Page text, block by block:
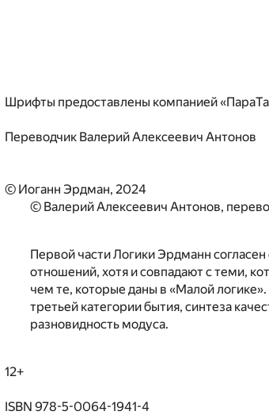
Шрифты предоставлены компанией
Переводчик Валерий Алексеевич Антонов
© Иоганн Эрдман, 2024
© Валерий Алексеевич Антонов,
Первой части Логики Эрдманн
отношений, хотя и совпадают с теми,
чем те, которые даны в «Малой
третьей категории бытия, синтеза
разновидность модуса.
12+
ISBN 978-5-0064-1941-4